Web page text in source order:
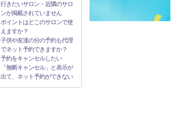
行きたいサロン・近隣のサロ
ンが掲載されていません
ポイントはどこのサロンで使
えますか？
子供や友達の分の予約も代理
でネット予約できますか？
予約をキャンセルしたい
「無断キャンセル」と表示が
出て、ネット予約ができない